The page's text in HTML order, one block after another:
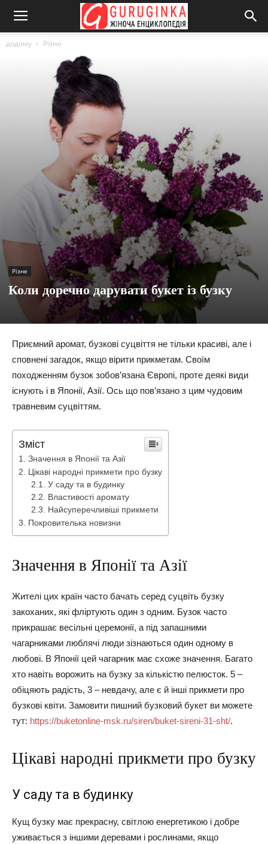
додому Різне
Різне
Коли доречно дарувати букет із бузку
Приємний аромат, бузкові суцвіття не тільки красиві, але і
сповнені загадок, якщо вірити прикметам. Своїм
походженням бузок зобов’язана Європі, проте деякі види
існують і в Японії, Азії. Ось що пов’язано з цим чудовим
травневим суцвіттям.
Зміст
Значення в Японії та Азії
Цікаві народні прикмети про бузку
У саду та в будинку
Властивості аромату
Найсуперечливіші прикмети
Покровителька новизни
Значення в Японії та Азії
Жителі цих країн часто бачать серед суцвіть бузку
закоханих, які фліртують один з одним. Бузок часто
прикрашає весільні церемонії, а під запашними
чагарниками люблячі люди зізнаються один одному в
любові. В Японії цей чагарник має схоже значення. Багато
хто навіть ворожить на бузку за кількістю пелюсток. 5 –
обіцяють радість, 3 – невдачу, але є й інші прикмети про
бузкові квіти. Замовити пишний бузковий букет ви можете
тут: https://buketonline-msk.ru/siren/buket-sireni-31-sht/.
Цікаві народні прикмети про бузку
У саду та в будинку
Кущ бузку має прекрасну, світлою енергетикою і добре
уживається з іншими деревами і рослинами, якщо